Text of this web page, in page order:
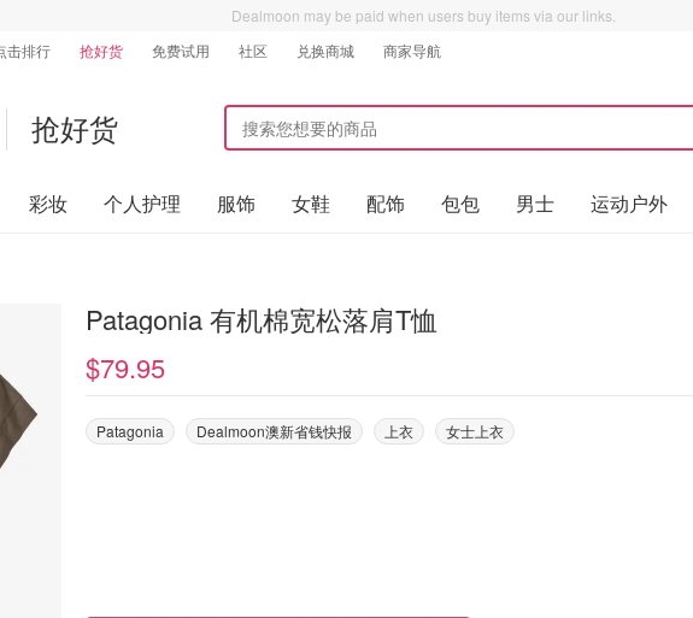
Dealmoon may be paid when users buy items via our links.
击排行 抢好货 免费试用 社区 兑换商城 商家导航
抢好货
彩妆 个人护理 服饰 女鞋 配饰 包包 男士 运动户外
Patagonia 有机棉宽松落肩T恤
$79.95
Patagonia Dealmoon澳新省钱快报 上衣 女士上衣